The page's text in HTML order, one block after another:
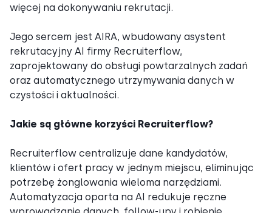
więcej na dokonywaniu rekrutacji.
Jego sercem jest AIRA, wbudowany asystent
rekrutacyjny AI firmy Recruiterflow,
zaprojektowany do obsługi powtarzalnych zadań
oraz automatycznego utrzymywania danych w
czystości i aktualności.
Jakie są główne korzyści Recruiterflow?
Recruiterflow centralizuje dane kandydatów,
klientów i ofert pracy w jednym miejscu, eliminując
potrzebę żonglowania wieloma narzędziami.
Automatyzacja oparta na AI redukuje ręczne